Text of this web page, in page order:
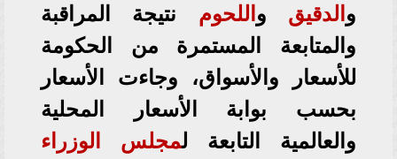
و الدقيق و اللحوم نتيجة المراقبة
والمتابعة المستمرة من الحكومة
للأسعار والأسواق، وجاءت الأسعار
بحسب بوابة الأسعار المحلية
والعالمية التابعة لمجلس الوزراء